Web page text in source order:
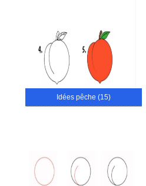
Idées pêche (15)